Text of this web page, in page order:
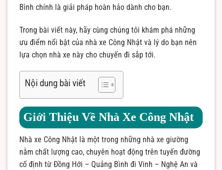
Bình chính là giải pháp hoàn hảo dành cho bạn.
Trong bài viết này, hãy cùng chúng tôi khám phá những
ưu điểm nổi bật của nhà xe Công Nhật và lý do bạn nên
lựa chọn nhà xe này cho chuyến đi sắp tới.
Nội dung bài viết
Giới Thiệu Về Nhà Xe Công Nhật
Nhà xe Công Nhật là một trong những nhà xe giường
nằm chất lượng cao, chuyên hoạt động trên tuyến đường
cố định từ Đồng Hới – Quảng Bình đi Vinh – Nghệ An và